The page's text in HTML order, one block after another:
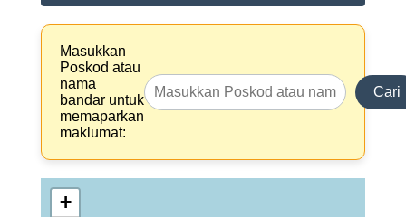
Masukkan
Poskod atau
nama
bandar untuk
memaparkan
maklumat:
Cari
+